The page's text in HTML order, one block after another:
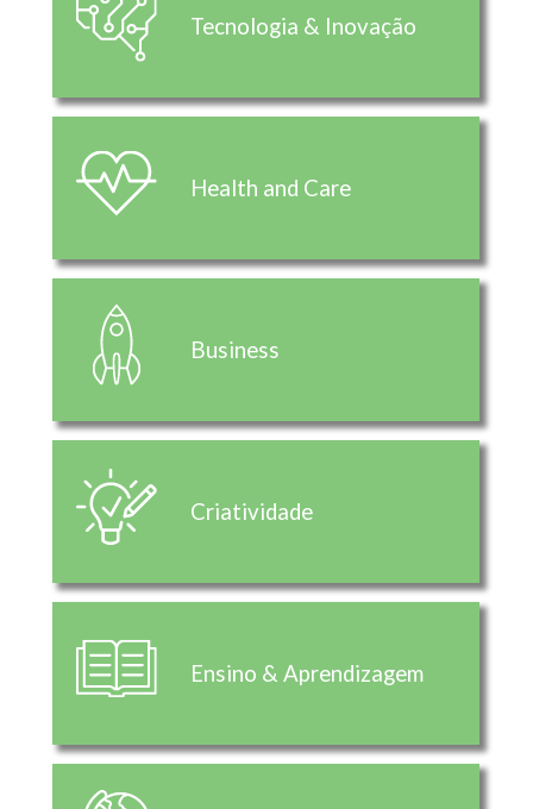
Tecnologia & Inovação
Health and Care
Business
Criatividade
Ensino & Aprendizagem